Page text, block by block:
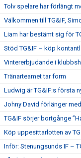
Tolv spelare har förlängt
Välkommen till TG&IF,
Liam har bestämt sig för
Stöd TG&IF – köp
Vintererbjudande i
Tränarteamet tar form
Ludwig är TG&IF:s första
Johny David förlänger
TG&IF sörjer bortgånge
Köp uppesittarlotten av
Inför: Stenungsunds IF –